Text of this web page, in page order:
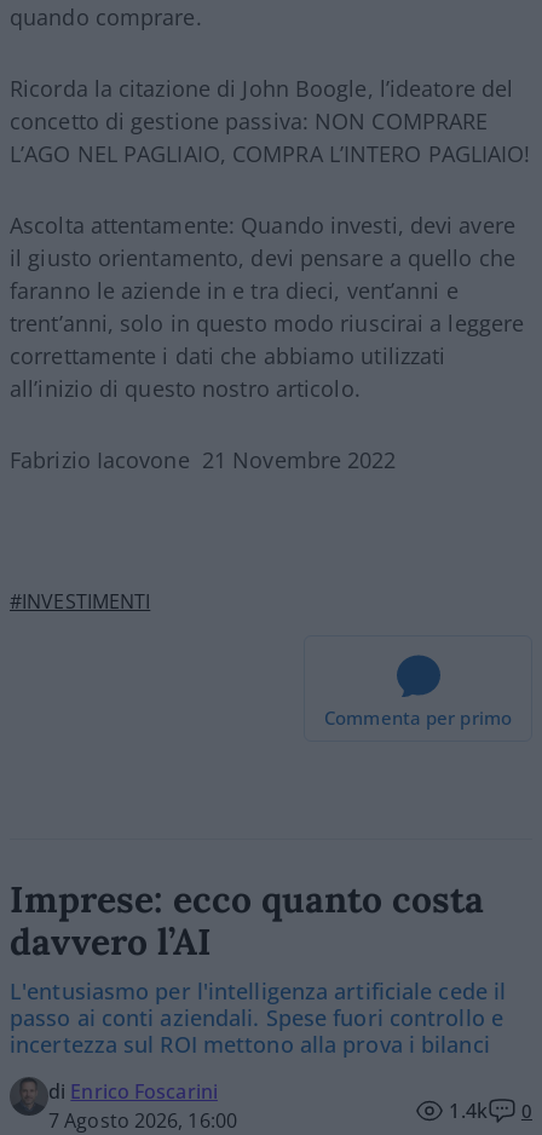
quando comprare.
Ricorda la citazione di John Boogle, l’ideatore del
concetto di gestione passiva: NON COMPRARE
L’AGO NEL PAGLIAIO, COMPRA L’INTERO PAGLIAIO!
Ascolta attentamente: Quando investi, devi avere
il giusto orientamento, devi pensare a quello che
faranno le aziende in e tra dieci, vent’anni e
trent’anni, solo in questo modo riuscirai a leggere
correttamente i dati che abbiamo utilizzati
all’inizio di questo nostro articolo.
Fabrizio Iacovone 21 Novembre 2022
#INVESTIMENTI
Commenta per primo
Imprese: ecco quanto costa
davvero l’AI
L'entusiasmo per l'intelligenza artificiale cede il
passo ai conti aziendali. Spese fuori controllo e
incertezza sul ROI mettono alla prova i bilanci
di Enrico Foscarini
7 Agosto 2026, 16:00
1.4k 0